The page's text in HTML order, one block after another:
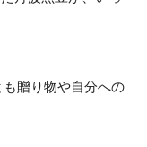
贈り物や自分への